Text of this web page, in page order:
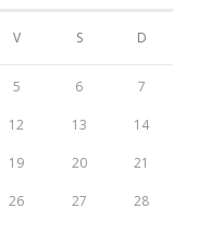
V S D
5 6 7
12 13 14
19 20 21
26 27 28